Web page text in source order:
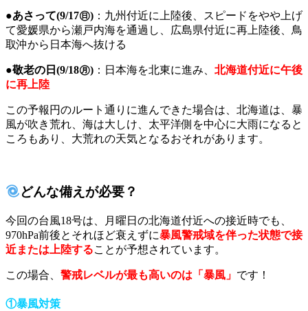
●あさって(9/17㊐) ：九州付近に上陸後、スピードをやや上げ
て愛媛県から瀬戸内海を通過し、広島県付近に再上陸後、鳥
取沖から日本海へ抜ける
●敬老の日(9/18㊊) ：日本海を北東に進み、 北海道付近に午後
に再上陸
この予報円のルート通りに進んできた場合は、北海道は、暴
風が吹き荒れ、海は大しけ、太平洋側を中心に大雨になると
ころもあり、大荒れの天気となるおそれがあります。
どんな備えが必要？
今回の台風18号は、月曜日の北海道付近への接近時でも、
970hPa前後とそれほど衰えずに暴風警戒域を伴った状態で接
近または上陸することが予想されています。
この場合、 警戒レベルが最も高いのは「暴風」 です！
①暴風対策